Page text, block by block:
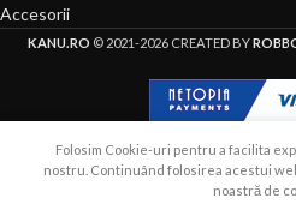
Accesorii
KANU.RO © 2021-2026 CREATED BY
Folosim Cookie-uri pentru a facilita
nostru. Continuând folosirea acestui
noastră de